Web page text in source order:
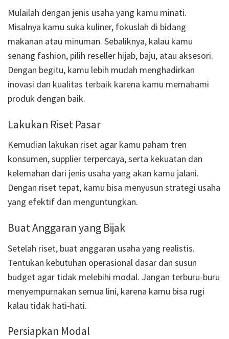
Mulailah dengan jenis usaha yang kamu minati.
Misalnya kamu suka kuliner, fokuslah di bidang
makanan atau minuman. Sebaliknya, kalau kamu
senang fashion, pilih reseller hijab, baju, atau aksesori.
Dengan begitu, kamu lebih mudah menghadirkan
inovasi dan kualitas terbaik karena kamu memahami
produk dengan baik.
Lakukan Riset Pasar
Kemudian lakukan riset agar kamu paham tren
konsumen, supplier terpercaya, serta kekuatan dan
kelemahan dari jenis usaha yang akan kamu jalani.
Dengan riset tepat, kamu bisa menyusun strategi usaha
yang efektif dan menguntungkan.
Buat Anggaran yang Bijak
Setelah riset, buat anggaran usaha yang realistis.
Tentukan kebutuhan operasional dasar dan susun
budget agar tidak melebihi modal. Jangan terburu-buru
menyempurnakan semua lini, karena kamu bisa rugi
kalau tidak hati-hati.
Persiapkan Modal